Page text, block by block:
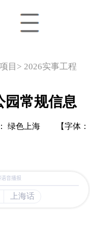
目 > 2026实事工程
常规信息
绿色上海 【字体：